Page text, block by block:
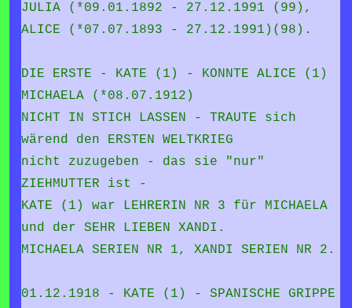
JULIA (*09.01.1892 - 27.12.1991 (99),
ALICE (*07.07.1893 - 27.12.1991)(98).
DIE ERSTE - KATE (1) - KONNTE ALICE (1)
MICHAELA (*08.07.1912)
NICHT IN STICH LASSEN - TRAUTE sich
wärend den ERSTEN WELTKRIEG
nicht zuzugeben - das sie "nur"
ZIEHMUTTER ist -
KATE (1) war LEHRERIN NR 3 für MICHAELA
und der SEHR LIEBEN XANDI.
MICHAELA SERIEN NR 1, XANDI SERIEN NR 2.
01.12.1918 - KATE (1) - SPANISCHE GRIPPE